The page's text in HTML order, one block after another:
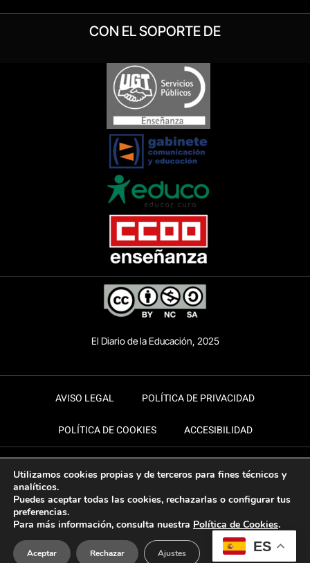
CON EL SOPORTE DE
El Diario de la Educación, 2025
AVISO LEGAL POLÍTICA DE PRIVACIDAD
POLÍTICA DE COOKIES ACCESIBILIDAD
ES
Utilizamos cookies propias y de terceros para fines técnicos y
analíticos.
Puedes aceptar todas las cookies, rechazarlas o configurar tus
preferencias.
Para más información, consulta nuestra Política de Cookies.
Aceptar Rechazar Ajustes